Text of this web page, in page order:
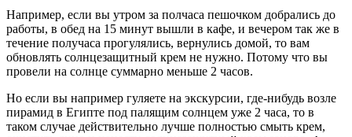
Например, если вы утром за полчаса пешочком добрались до
работы, в обед на 15 минут вышли в кафе, и вечером так же в
течение получаса прогулялись, вернулись домой, то вам
обновлять солнцезащитный крем не нужно. Потому что вы
провели на солнце суммарно меньше 2 часов.
Но если вы например гуляете на экскурсии, где-нибудь возле
пирамид в Египте под палящим солнцем уже 2 часа, то в
таком случае действительно лучше полностью смыть крем,